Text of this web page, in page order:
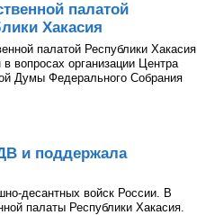
палатой
Хакасия
палатой Республики Хакасия
вопросах организации Центра
Думы Федерального Собрания
и поддержала
десантных войск России. В
палаты Республики Хакасия.